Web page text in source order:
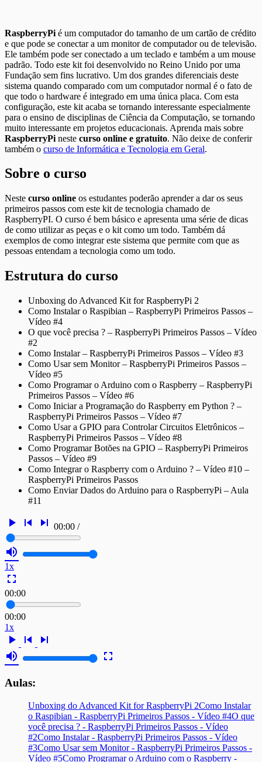
RaspberryPi é um computador do tamanho de um cartão de crédito
e que pode se conectar a um monitor de computador ou de televisão.
Ele também pode ser conectado a um teclado e também a um mouse
padrão. Todo este kit foi desenvolvido no Reino Unido por uma
Fundação sem fins lucrativo. Um dos grandes diferenciais deste
sistema quando comparado com um computador normal é o fato de
que todo o hardware é integrado em uma única placa. Com esta
configuração, este kit acaba se tornando interessante especialmente
para o ensino de disciplinas de Ciência da Computação, se tornando
muito interessante em projetos educacionais. Aprenda mais sobre
RaspberryPi neste curso online e gratuito. Não deixe de conferir
também o curso de Informática e Tecnologia em Geral.
Sobre o curso
Neste curso online os estudantes poderão aprender a dar os seus
primeiros passos com este kit de tecnologia chamado de
RaspberryPI. O curso é bem básico e apresenta uma série de dicas
de como utilizar as peças e o kit como um todo. Também dá
exemplos de como integrar este sistema que permite com que as
pessoas entendam a tecnologia como um todo.
Estrutura do curso
Unboxing do Advanced Kit for RaspberryPi 2
Como Instalar o Raspibian – RaspberryPi Primeiros Passos –
Vídeo #4
O que você precisa ? – RaspberryPi Primeiros Passos – Vídeo
#2
Como Instalar – RaspberryPi Primeiros Passos – Vídeo #3
Como Usar sem Monitor – RaspberryPi Primeiros Passos –
Vídeo #5
Como Programar o Arduino com o Raspberry – RaspberryPi
Primeiros Passos – Vídeo #6
Como Iniciar a Programação do Raspberry em Python ? –
RaspberryPi Primeiros Passos – Vídeo #7
Como Usar a GPIO para Controlar Circuitos Eletrônicos –
RaspberryPi Primeiros Passos – Vídeo #8
Como Programar Botões na GPIO – RaspberryPi Primeiros
Passos – Vídeo #9
Como Integrar o Raspberry com o Arduino ? – Vídeo #10 –
RaspberryPi Primeiros Passos
Como Enviar Dados do Arduino para o RaspberryPi – Aula
#11
play_arrow skip_previous skip_next 00:00 /
volume_up
1x
fullscreen
00:00
00:00
1x
play_arrow skip_previous
skip_next
volume_up
fullscreen
Aulas:
Unboxing do Advanced Kit for RaspberryPi 2Como Instalar
o Raspibian - RaspberryPi Primeiros Passos - Vídeo #4O que
você precisa ? - RaspberryPi Primeiros Passos - Vídeo
#2Como Instalar - RaspberryPi Primeiros Passos - Vídeo
#3Como Usar sem Monitor - RaspberryPi Primeiros Passos -
Vídeo #5Como Programar o Arduino com o Raspberry -